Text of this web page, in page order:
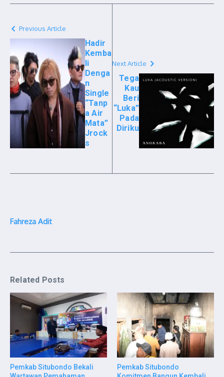
Previous Article
Hadir
Kemba
li
Denga
n
Single
“Tanp
a Air
Mata”
Jrock
s
Next Article
Tega
Kau
Beri
“Luka”
Pada
Diriku
Fahreza Adit
Related Posts
Pemkab Situbondo Bekali
Pemkab Situbondo